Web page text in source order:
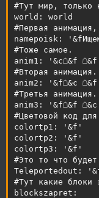
#Тут мир, только
world: world
#Первая анимация,
namepoisk:
#Тоже самое.
anim1: '&c☖&f
#Вторая анимация.
anim2: '&f☖&c
#Третья анимация.
anim3: '&f☖&f
#Цветовой код
colortp1: '&f'
colortp2: '&f'
colortp3: '&f'
#Это то что
Teleportedout:
#Тут какие блоки
blockszapret: